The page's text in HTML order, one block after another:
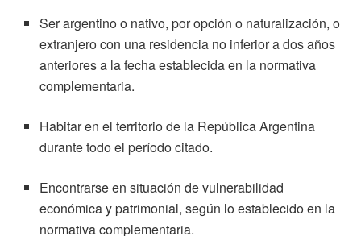
Ser argentino o nativo, por opción o naturalización, o
extranjero con una residencia no inferior a dos años
anteriores a la fecha establecida en la normativa
complementaria.
Habitar en el territorio de la República Argentina
durante todo el período citado.
Encontrarse en situación de vulnerabilidad
económica y patrimonial, según lo establecido en la
normativa complementaria.